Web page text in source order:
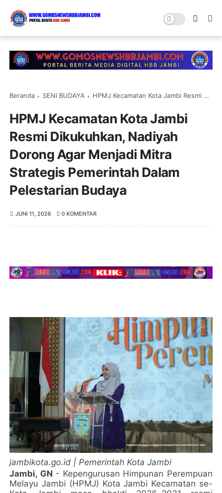
Beranda SENI BUDAYA HPMJ Kecamatan Kota Jambi Resmi Dikukuhkan, Nadiyah Dorong Agar Menjadi Mitra Strategis Pemerintah Dalam Pelestarian Budaya
HPMJ Kecamatan Kota Jambi
Resmi Dikukuhkan, Nadiyah
Dorong Agar Menjadi Mitra
Strategis Pemerintah Dalam
Pelestarian Budaya
JUNI 11, 2026 0 KOMENTAR
jambikota.go.id | Pemerintah Kota Jambi
Jambi, GN - Kepengurusan Himpunan Perempuan
Melayu Jambi (HPMJ) Kota Jambi Kecamatan se-